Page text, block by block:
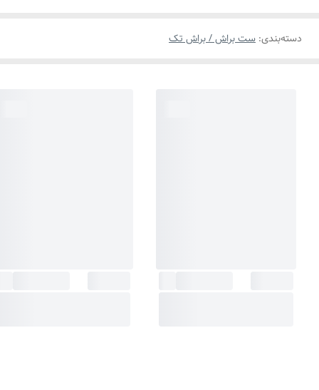
دسته‌بندی: ست براش / براش تک